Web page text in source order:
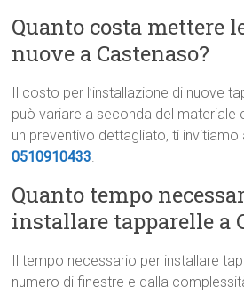
Quanto costa mettere
nuove a Castenaso?
Il costo per l’installazione di nuove
può variare a seconda del materiale
un preventivo dettagliato, ti invitiamo
0510910433.
Quanto tempo
installare tapparelle a
Il tempo necessario per installare
numero di finestre e dalla